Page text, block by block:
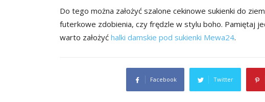
Do tego można założyć szalone cekinowe sukienki do
futerkowe zdobienia, czy frędzle w stylu boho. Pamiętaj
warto założyć halki damskie pod sukienki Mewa24.
Facebook Twitter